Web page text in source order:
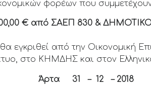
φορέων που
€ από ΣΑΕΠ 830 &
εγκριθεί από την Οικονομική
στο ΚΗΜΔΗΣ και στον
Άρτα 31 – 12 – 2018